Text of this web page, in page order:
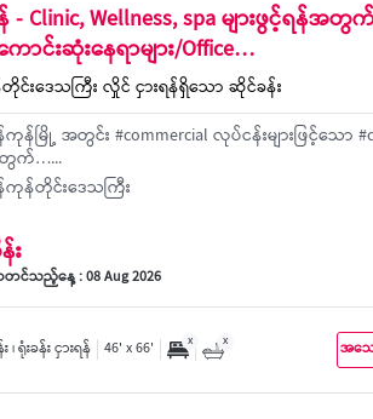
- Clinic, Wellness, spa များဖွင့်ရန်အ
ောင်းဆုံးနေရာများ/Office…
င်းဒေသကြီး လှိုင် ငှားရန်ရှိသော ဆိုင်ခန်း
န်မြို့ အတွင်း #commercial လုပ်ငန်းများဖြင့်သော
က်…...
န်တိုင်းဒေသကြီး
း
တင်သည့်နေ့ : 08 Aug 2026
ရုံးခန်း ငှားရန် 46' x 66' x x အသ